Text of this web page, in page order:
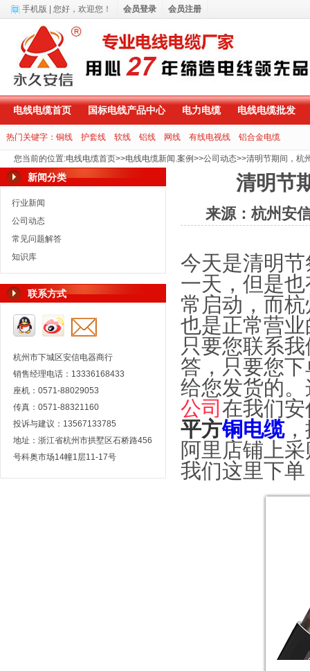
电线电缆首页 国标电线产品中心 电力电缆 电线电缆批发
热门关键字： 铜线 护套线 软线 铝线 网线 有线电视线 铝合金电缆
您当前的位置:电线电缆首页>>电线电缆新闻.案例>>公司动态>>清明节期间，杭
新闻分类
行业新闻
公司动态
常见问题解答
知识库
联系方式
杭州市下城区安信电器商行
销售经理电话：13336168433
座机：0571-88029053
传真：0571-88321160
投诉与建议：13567133785
地址：浙江省杭州市拱墅区石桥路456
号科奥市场14幢1层11-17号
清明节
来源：杭州安
今天是清明
一天，但是
常启动，而
也是正常营
只要您联系
答，只要您
给您发货的
公司 在我们
平方铜电缆，
阿里店铺上
我们这里下
手机版 | 您好， 欢迎您！ 会员登录 会员注册